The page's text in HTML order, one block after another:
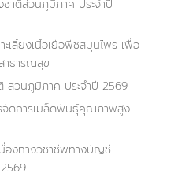
าติส่วนภูมิภาค ประจำปี
เลี้ยงเนื้อเยื่อพืชสมุนไพร เพื่อ
าธารณสุข
ส่วนภูมิภาค ประจำปี 2569
จัดการเมล็ดพันธุ์คุณภาพสูง
องทางวิชาชีพทางบัญชี